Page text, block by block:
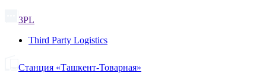
3PL
Third Party Logistics
Станция «Ташкент-Товарная»